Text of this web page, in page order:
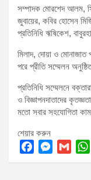
সম্পাদক মোরশেদ আলম,
জুবায়ের, কবির হোসেন
প্রতিনিধি ঋষিকেশ,
মিলাদ, দোয়া ও মোনাজাত
পরে প্রীতি সম্মেলন
প্রতিনিধি সম্মেলনে
ও বিজ্ঞাপনদাতাদের
মতো সবার সহযোগিতা
শেয়ার করুন
F
M
G
W